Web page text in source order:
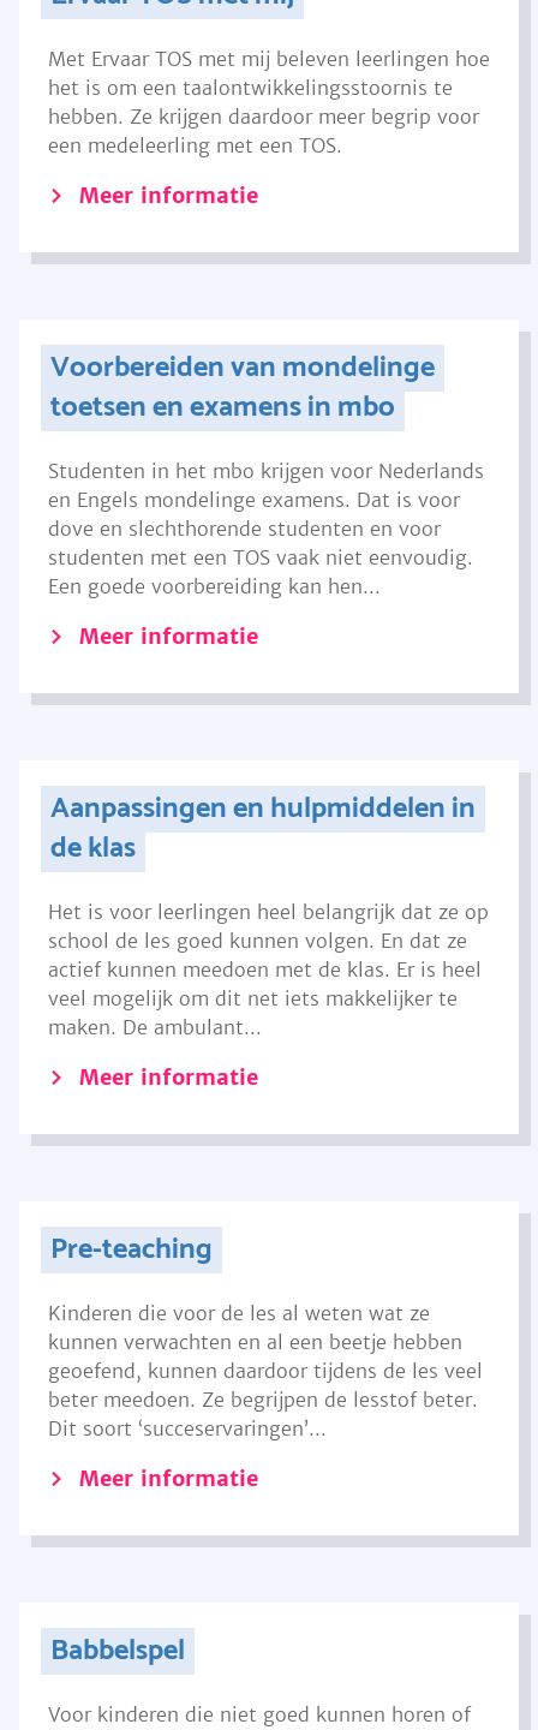
Met Ervaar TOS met mij beleven leerlingen hoe
het is om een taalontwikkelingsstoornis te
hebben. Ze krijgen daardoor meer begrip voor
een medeleerling met een TOS.
Meer informatie
Voorbereiden van mondelinge
toetsen en examens in mbo
Studenten in het mbo krijgen voor Nederlands
en Engels mondelinge examens. Dat is voor
dove en slechthorende studenten en voor
studenten met een TOS vaak niet eenvoudig.
Een goede voorbereiding kan hen...
Meer informatie
Aanpassingen en hulpmiddelen in
de klas
Het is voor leerlingen heel belangrijk dat ze op
school de les goed kunnen volgen. En dat ze
actief kunnen meedoen met de klas. Er is heel
veel mogelijk om dit net iets makkelijker te
maken. De ambulant...
Meer informatie
Pre-teaching
Kinderen die voor de les al weten wat ze
kunnen verwachten en al een beetje hebben
geoefend, kunnen daardoor tijdens de les veel
beter meedoen. Ze begrijpen de lesstof beter.
Dit soort ‘succeservaringen’...
Meer informatie
Babbelspel
Voor kinderen die niet goed kunnen horen of